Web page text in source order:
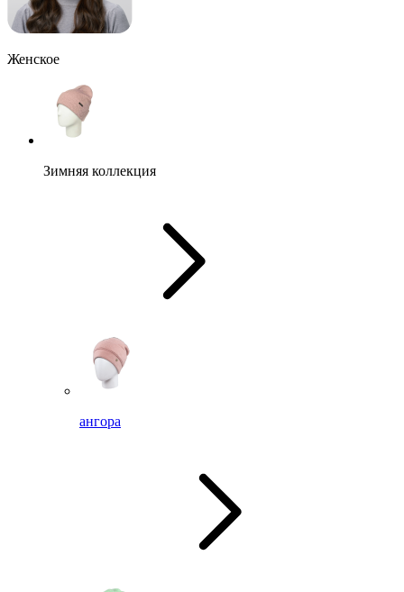
Женское
Зимняя коллекция
ангора